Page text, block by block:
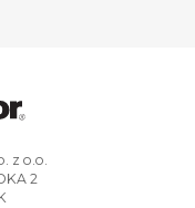
z o.o.
2